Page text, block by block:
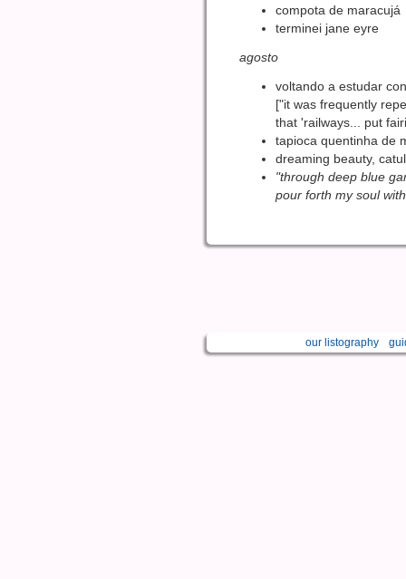
compota de maracujá
terminei jane eyre
agosto
voltando a estudar
["it was frequently
that 'railways... put
tapioca quentinha de
dreaming beauty,
"through deep blue
pour forth my soul
our listography